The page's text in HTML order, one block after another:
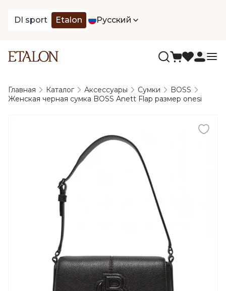
DI sport Etalon Русский
Главная Каталог Аксессуары Сумки
BOSS
Женская черная сумка BOSS Anett Flap размер onesi